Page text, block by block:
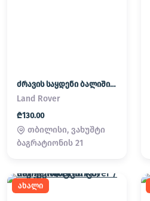
ძრავის საყდენი ბალიში (პადმატორნი) Land Rover / Range Rover
Land Rover
₾130.00
თბილისი, ვახუშტი
ბაგრატიონის 21
ახალი